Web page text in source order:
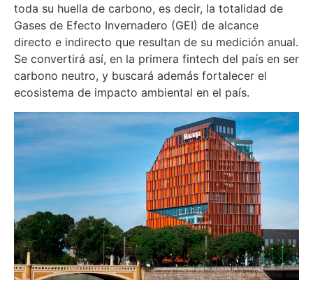
toda su huella de carbono, es decir, la totalidad de
Gases de Efecto Invernadero (GEI) de alcance
directo e indirecto que resultan de su medición anual.
Se convertirá así, en la primera fintech del país en ser
carbono neutro, y buscará además fortalecer el
ecosistema de impacto ambiental en el país.